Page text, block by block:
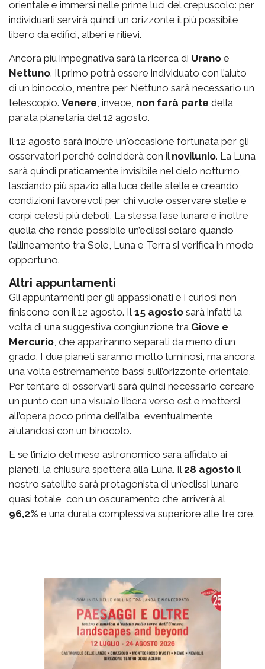
orientale e immersi nelle prime luci del crepuscolo: per
individuarli servirà quindi un orizzonte il più possibile
libero da edifici, alberi e rilievi.
Ancora più impegnativa sarà la ricerca di Urano e
Nettuno. Il primo potrà essere individuato con l’aiuto
di un binocolo, mentre per Nettuno sarà necessario un
telescopio. Venere, invece, non farà parte della
parata planetaria del 12 agosto.
Il 12 agosto sarà inoltre un'occasione fortunata per gli
osservatori perché coinciderà con il novilunio. La Luna
sarà quindi praticamente invisibile nel cielo notturno,
lasciando più spazio alla luce delle stelle e creando
condizioni favorevoli per chi vuole osservare stelle e
corpi celesti più deboli. La stessa fase lunare è inoltre
quella che rende possibile un’eclissi solare quando
l’allineamento tra Sole, Luna e Terra si verifica in modo
opportuno.
Altri appuntamenti
Gli appuntamenti per gli appassionati e i curiosi non
finiscono con il 12 agosto. Il 15 agosto sarà infatti la
volta di una suggestiva congiunzione tra Giove e
Mercurio, che appariranno separati da meno di un
grado. I due pianeti saranno molto luminosi, ma ancora
una volta estremamente bassi sull’orizzonte orientale.
Per tentare di osservarli sarà quindi necessario cercare
un punto con una visuale libera verso est e mettersi
all’opera poco prima dell’alba, eventualmente
aiutandosi con un binocolo.
E se l’inizio del mese astronomico sarà affidato ai
pianeti, la chiusura spetterà alla Luna. Il 28 agosto il
nostro satellite sarà protagonista di un’eclissi lunare
quasi totale, con un oscuramento che arriverà al
96,2% e una durata complessiva superiore alle tre ore.